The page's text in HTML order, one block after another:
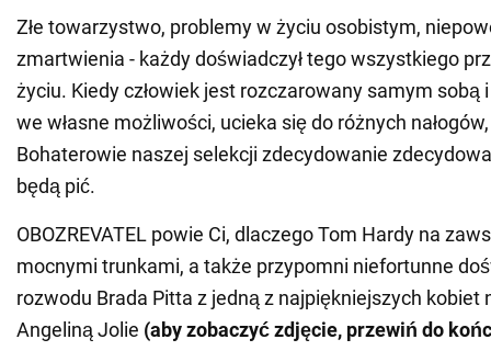
Złe towarzystwo, problemy w życiu osobistym,
zmartwienia - każdy doświadczył tego wszystkiego
życiu. Kiedy człowiek jest rozczarowany samym sobą
we własne możliwości, ucieka się do różnych
Bohaterowie naszej selekcji zdecydowanie
będą pić.
OBOZREVATEL powie Ci, dlaczego Tom Hardy na
mocnymi trunkami, a także przypomni niefortunne
rozwodu Brada Pitta z jedną z najpiękniejszych kobiet
Angeliną Jolie (aby zobaczyć zdjęcie, przewiń do